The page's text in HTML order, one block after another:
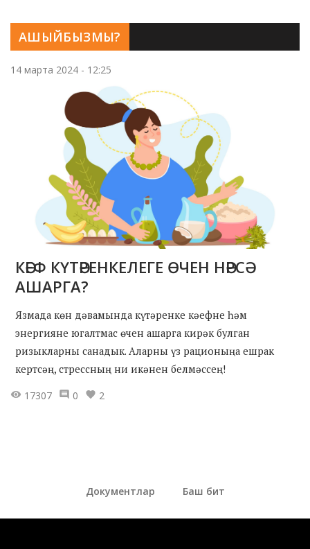
АШЫЙБЫЗМЫ?
14 марта 2024 - 12:25
КӘЕФ КҮТӘРЕНКЕЛЕГЕ ӨЧЕН НӘРСӘ
АШАРГА?
Язмада көн дәвамында күтәренке кәефне һәм
энергияне югалтмас өчен ашарга кирәк булган
ризыкларны санадык. Аларны үз рационыңа ешрак
кертсәң, стрессның ни икәнен белмәссең!
17307
0 2
Документлар Баш бит